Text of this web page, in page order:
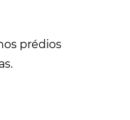
prédios